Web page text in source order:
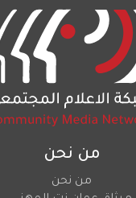
من نحن
من نحن